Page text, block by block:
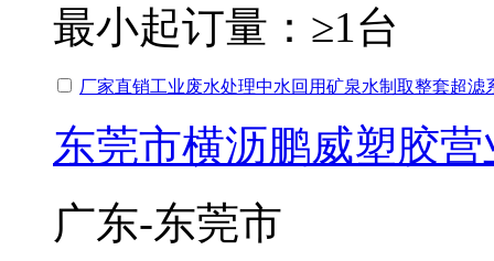
最小起订量： ≥1台
厂家直销工业废水处理中水回用矿泉水制取整套超滤
东莞市横沥鹏威塑胶营
广东-东莞市